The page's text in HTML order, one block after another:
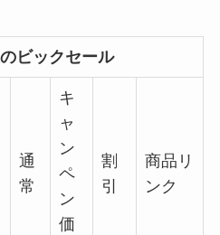
ビックセール
通
常
キ
ャ
ン
ペ
ン
価
割
引
商品リ
ンク